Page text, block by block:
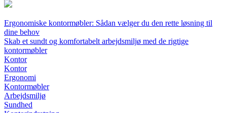
Ergonomiske kontormøbler: Sådan vælger du den rette løsning til
dine behov
Skab et sundt og komfortabelt arbejdsmiljø med de rigtige
kontormøbler
Kontor
Kontor
Ergonomi
Kontormøbler
Arbejdsmiljø
Sundhed